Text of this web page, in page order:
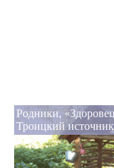
Родники,
Троицкий